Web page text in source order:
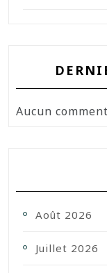
Aucun
Août 2026
Juillet 2026